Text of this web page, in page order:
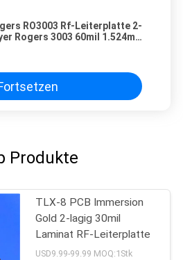
RO3003 Rf-Leiterplatte 2-
Rogers 3003 60mil 1.524mm
Produkte
TLX-8 PCB Immersion
Gold 2-lagig 30mil
Laminat RF-Leiterplatte
USD9.99-99.99 MOQ:1Stk